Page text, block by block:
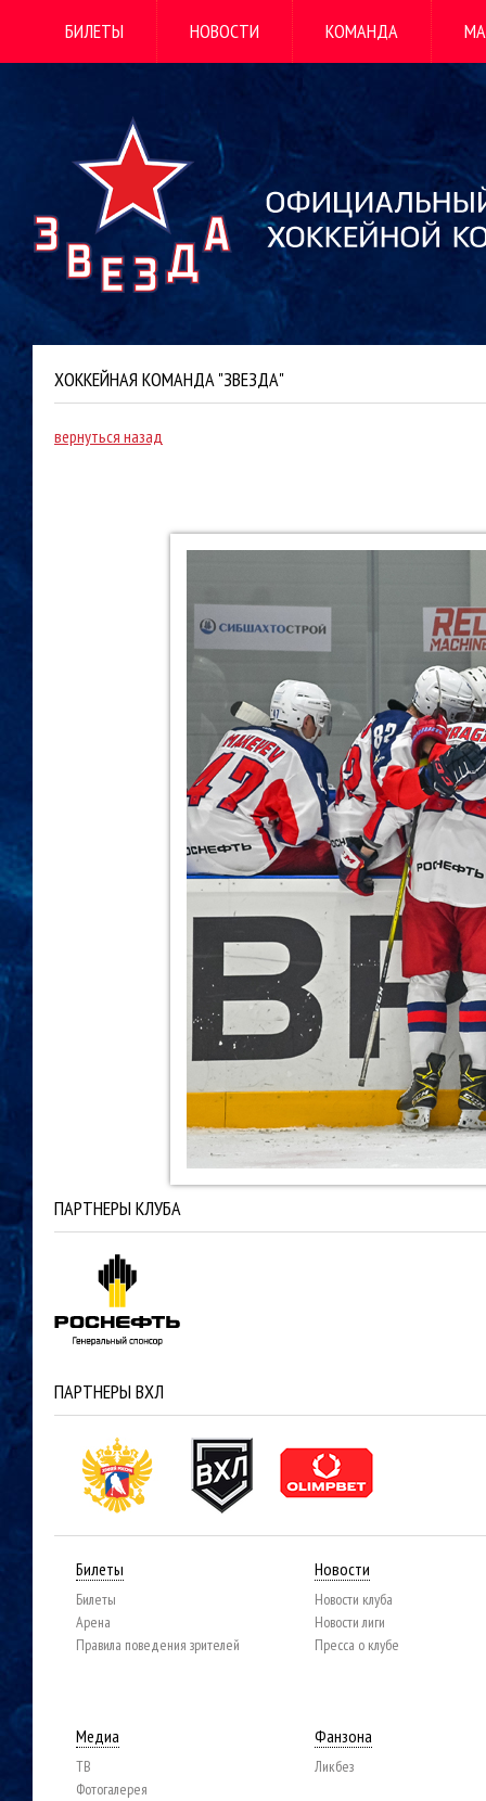
БИЛЕТЫ НОВОСТИ КОМАНДА
ХОККЕЙНАЯ КОМАНДА "ЗВЕЗДА"
вернуться назад
ПАРТНЕРЫ КЛУБА
ПАРТНЕРЫ ВХЛ
Билеты
Билеты
Арена
Правила поведения зрителей
Новости
Новости клуба
Новости лиги
Пресса о клубе
Медиа
ТВ
Фотогалерея
Фанзона
Ликбез